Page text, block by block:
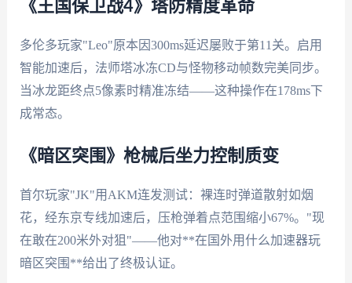
《王国保卫战4》塔防精度革命
多伦多玩家"Leo"原本因300ms延迟屡败于第11关。启用
智能加速后，法师塔冰冻CD与怪物移动帧数完美同步。
当冰龙距终点5像素时精准冻结——这种操作在178ms下
成常态。
《暗区突围》枪械后坐力控制质变
首尔玩家"JK"用AKM连发测试：裸连时弹道散射如烟
花，经东京专线加速后，压枪弹着点范围缩小67%。"现
在敢在200米外对狙"——他对**在国外用什么加速器玩
暗区突围**给出了终极认证。